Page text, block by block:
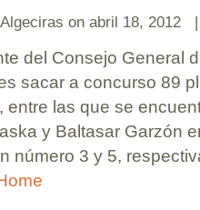
on abril 18,
del Consejo General
sacar a concurso 89
entre las que se
y Baltasar Garzón
número 3 y 5,